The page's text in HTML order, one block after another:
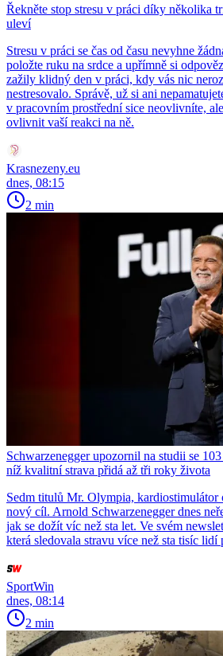
Řekněte stop stresu v práci díky několika
uleví
Stresu v práci se čas od času nevyhne
položte ruku na srdce a upřímně si
zažily klidný den v práci, kdy vás nic
nestresovalo. Správě, už si ani
v pracovním prostřední sice neovlivníte,
ovlivnit vaší reakci na ně.
Krasnezeny.eu
dnes, 08:15
2 min
Schwarzenegger upozornil na studii se
níž kvalitní strava přidá až tři roky života
Sedm titulů Mr. Olympia, kardiostimulátor
nový cíl. Arnold Schwarzenegger dnes
jak se dožít víc než sta let. Ve svém
která sledovala stravu více než sta tisíc lidí
SportWin
dnes, 08:14
2 min